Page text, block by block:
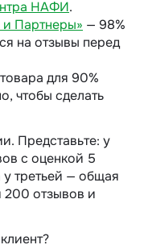
НАФИ.
Партнеры» — 98%
на отзывы перед
для 90%
чтобы сделать
Представьте: у
с оценкой 5
у третьей — общая
200 отзывов и